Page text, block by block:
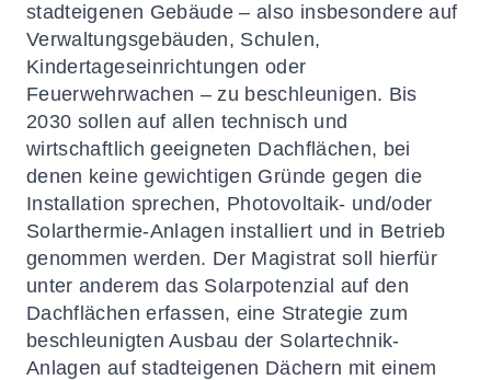
stadteigenen Gebäude – also insbesondere auf
Verwaltungsgebäuden, Schulen,
Kindertageseinrichtungen oder
Feuerwehrwachen – zu beschleunigen. Bis
2030 sollen auf allen technisch und
wirtschaftlich geeigneten Dachflächen, bei
denen keine gewichtigen Gründe gegen die
Installation sprechen, Photovoltaik- und/oder
Solarthermie-Anlagen installiert und in Betrieb
genommen werden. Der Magistrat soll hierfür
unter anderem das Solarpotenzial auf den
Dachflächen erfassen, eine Strategie zum
beschleunigten Ausbau der Solartechnik-
Anlagen auf stadteigenen Dächern mit einem